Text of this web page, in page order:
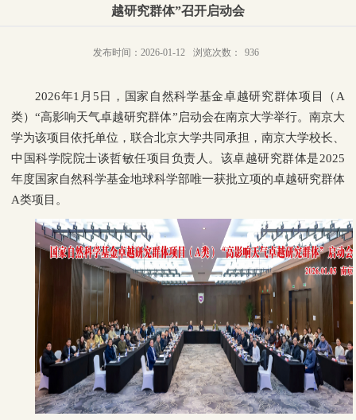
越研究群体”召开启动会
发布时间：2026-01-12 浏览次数： 936
2026年1月5日，国家自然科学基金卓越研究群体项目（A
类）“高影响天气卓越研究群体”启动会在南京大学举行。南京大
学为该项目依托单位，联合北京大学共同承担，南京大学校长、
中国科学院院士谈哲敏任项目负责人。该卓越研究群体是2025
年度国家自然科学基金地球科学部唯一获批立项的卓越研究群体
A类项目。